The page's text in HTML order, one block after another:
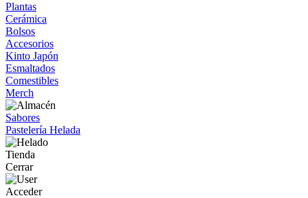
Plantas
Cerámica
Bolsos
Accesorios
Kinto Japón
Esmaltados
Comestibles
Merch
Sabores
Pastelería Helada
Tienda
Cerrar
Acceder